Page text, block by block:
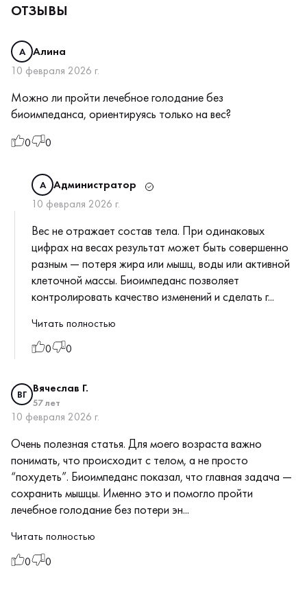
ОТЗЫВЫ
А
Алина
10 февраля 2026 г.
Можно ли пройти лечебное голодание без
биоимпеданса, ориентируясь только на вес?
0 0
А
Администратор
10 февраля 2026 г.
Вес не отражает состав тела. При одинаковых
цифрах на весах результат может быть совершенно
разным — потеря жира или мышц, воды или активной
клеточной массы. Биоимпеданс позволяет
контролировать качество изменений и сделать г...
Читать полностью
0
0
ВГ Вячеслав Г.
57 лет
10 февраля 2026 г.
Очень полезная статья. Для моего возраста важно
понимать, что происходит с телом, а не просто
“похудеть”. Биоимпеданс показал, что главная задача —
сохранить мышцы. Именно это и помогло пройти
лечебное голодание без потери эн...
Читать полностью
0
0